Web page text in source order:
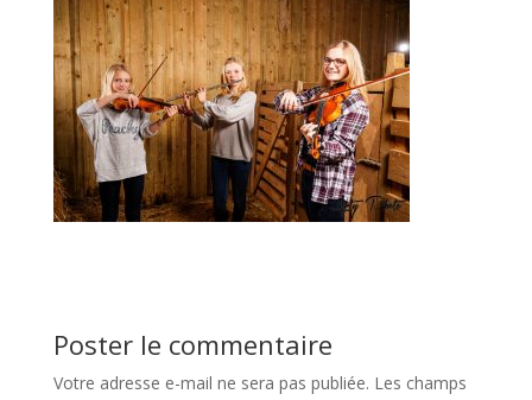
Poster le commentaire
Votre adresse e-mail ne sera pas publiée. Les champs